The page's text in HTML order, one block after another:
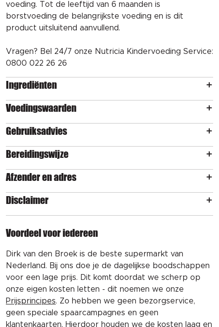
voeding. Tot de leeftijd van 6 maanden is
borstvoeding de belangrijkste voeding en is dit
product uitsluitend aanvullend.
Vragen? Bel 24/7 onze Nutricia Kindervoeding Service:
0800 022 26 26
Ingrediënten
Voedingswaarden
Gebruiksadvies
Bereidingswijze
Afzender en adres
Disclaimer
Voordeel voor iedereen
Dirk van den Broek is de beste supermarkt van
Nederland. Bij ons doe je de dagelijkse boodschappen
voor een lage prijs. Dit komt doordat we scherp op
onze eigen kosten letten - dit noemen we onze
Prijsprincipes. Zo hebben we geen bezorgservice,
geen speciale spaarcampagnes en geen
klantenkaarten. Hierdoor houden we de kosten laag en